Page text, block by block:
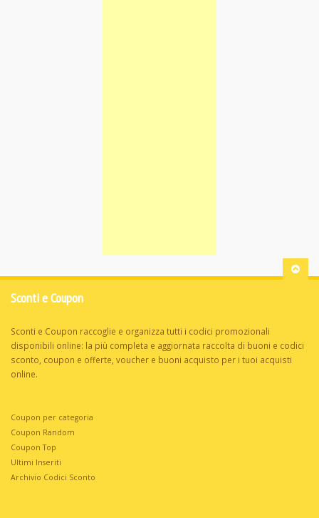
Sconti e Coupon
Sconti e Coupon raccoglie e organizza tutti i codici promozionali
disponibili online: la più completa e aggiornata raccolta di buoni e codici
sconto, coupon e offerte, voucher e buoni acquisto per i tuoi acquisti
online.
Coupon per categoria
Coupon Random
Coupon Top
Ultimi Inseriti
Archivio Codici Sconto